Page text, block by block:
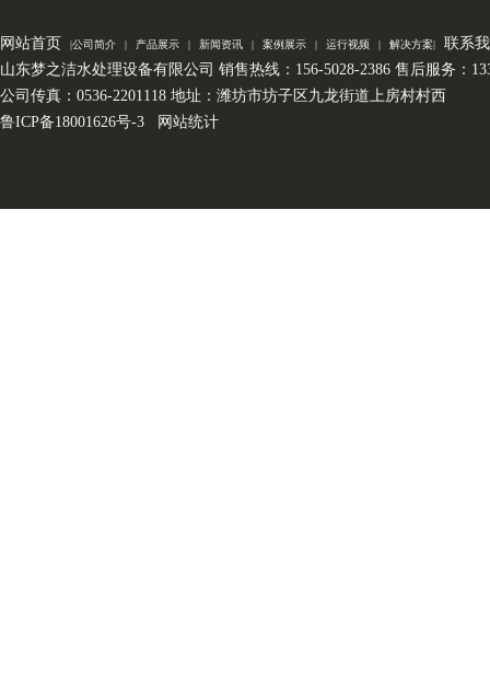
网站首页 |公司简介 | 产品展示 | 新闻资讯 | 案例展示 | 运行视频 | 解决方案|
联系
山东梦之洁水处理设备有限公司 销售热线：156-5028-2386 售后服务：
公司传真：0536-2201118 地址：潍坊市坊子区九龙街道上房村村西
鲁ICP备18001626号-3
网站统计